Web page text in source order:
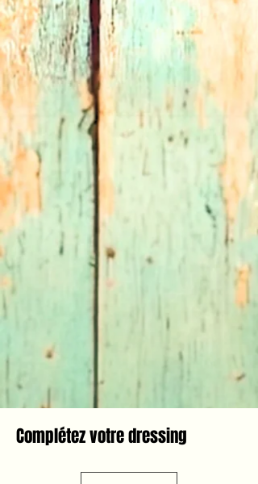
⭐️ Chez vous en 3/5 jours ouvrés
Complétez votre dressing